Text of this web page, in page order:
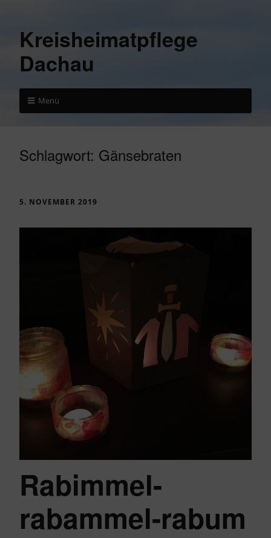
Kreisheimatpflege
Dachau
Menü
Schlagwort: Gänsebraten
5. NOVEMBER 2019
Rabimmel-
rabammel-rabum